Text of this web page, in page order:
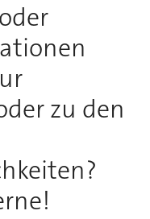
zu den